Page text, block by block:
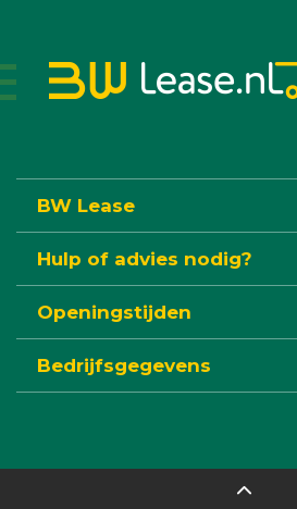
BW Lease
Hulp of advies nodig?
Openingstijden
Bedrijfsgegevens